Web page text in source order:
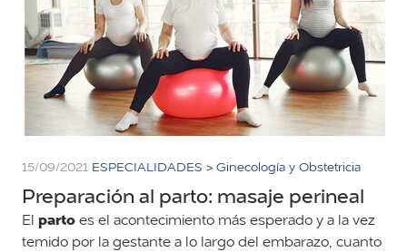
15/09/2021 ESPECIALIDADES > Ginecología y Obstetricia
Preparación al parto: masaje perineal
El partoes el acontecimiento más esperado y a la vez
temido por la gestante a lo largo del embarazo, cuanto